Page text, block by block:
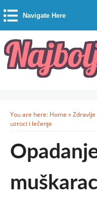
Navigate Here
You are here: Home »Zdravlje
uzroci i lečenje